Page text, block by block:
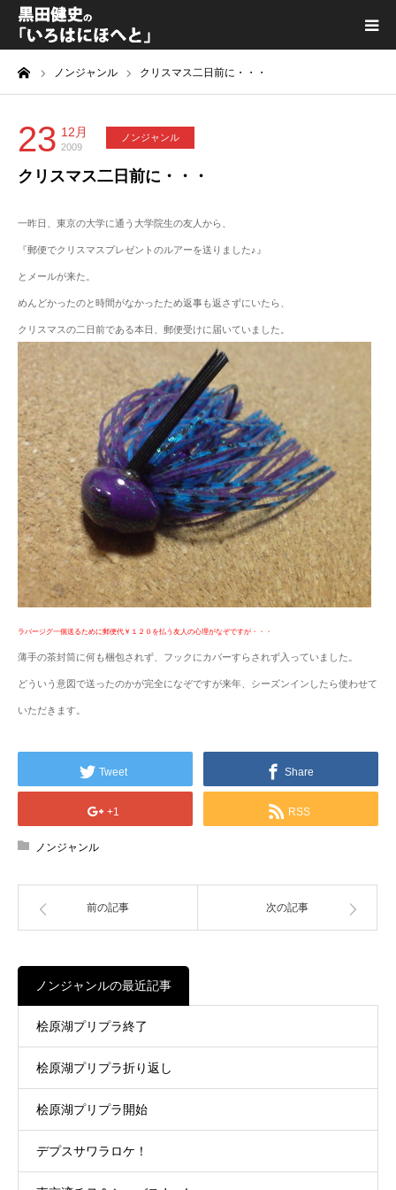
ノンジャンル クリスマス二日前に・・・
23 12月
2009
ノンジャンル
クリスマス二日前に・・・
一昨日、東京の大学に通う大学院生の友人から、
『郵便でクリスマスプレゼントのルアーを送りました♪』
とメールが来た。
めんどかったのと時間がなかったため返事も返さずにいたら、
クリスマスの二日前である本日、郵便受けに届いていました。
ラバージグ一個送るために郵便代￥１２０を払う友人の心理がなぞですが・・・
薄手の茶封筒に何も梱包されず、フックにカバーすらされず入っていました。
どういう意図で送ったのかが完全になぞですが来年、シーズンインしたら使わせて
いただきます。
Tweet Share
+1 RSS
ノンジャンル
前の記事 次の記事
ノンジャンルの最近記事
桧原湖プリプラ終了
桧原湖プリプラ折り返し
桧原湖プリプラ開始
デプスサワラロケ！
黒田健史プロフィール
カテゴリ一覧
喫茶KURODA
YouTube｜Kuro channel
メディア出演
プライバシーポリシー